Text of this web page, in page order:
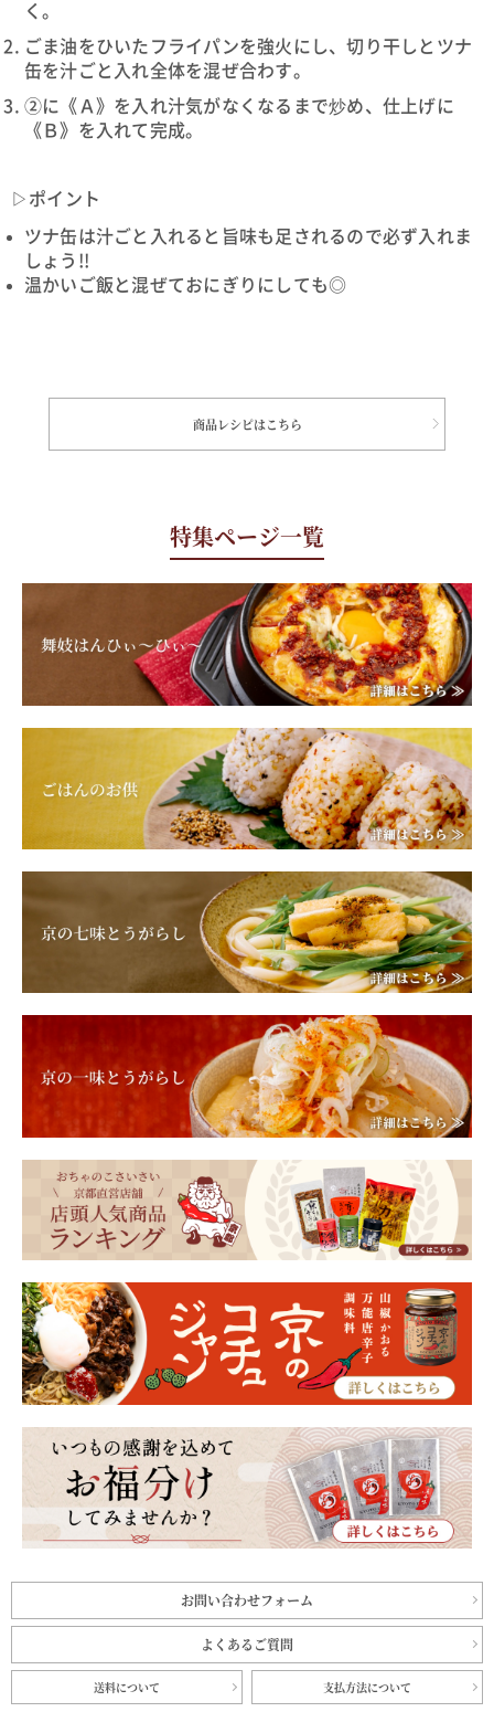
く。
ごま油をひいたフライパンを強火にし、切り干しとツナ
缶を汁ごと入れ全体を混ぜ合わす。
②に《Ａ》を入れ汁気がなくなるまで炒め、仕上げに
《Ｂ》を入れて完成。
▷ポイント
ツナ缶は汁ごと入れると旨味も足されるので必ず入れま
しょう!!
温かいご飯と混ぜておにぎりにしても◎
商品レシピはこちら
特集ページ一覧
お問い合わせフォーム
よくあるご質問
送料について 支払方法について